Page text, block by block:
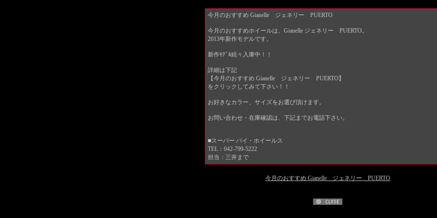
今月のおすすめ Gianelle ジェネリー PUERTO
今月のおすすめホイールは、Gianelle ジェネリー PUERTO。
2013年新作モデルです。
新作ﾓﾃﾞﾙ続々入庫中！！
詳細は下記
【今月のおすすめ Gianelle ジェネリー PUERTO】
をクリックしてみて下さい！！
お好きなカラー、サイズをお選び頂けます。
お問い合わせ・在庫確認は、下記までお電話下さい。
■スーパー バイ・ホイールス
TEL：042-799-5222
担当：三井まで
今月のおすすめ Gianelle ジェネリー PUERTO